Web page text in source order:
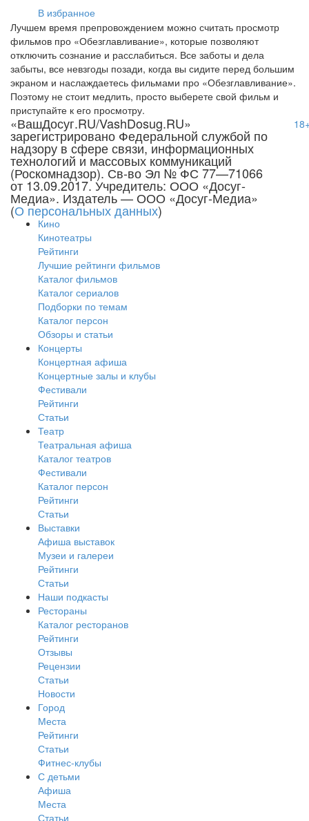
В избранное
Лучшем время препровождением можно считать просмотр
фильмов про «Обезглавливание», которые позволяют
отключить сознание и расслабиться. Все заботы и дела
забыты, все невзгоды позади, когда вы сидите перед большим
экраном и наслаждаетесь фильмами про «Обезглавливание».
Поэтому не стоит медлить, просто выберете свой фильм и
приступайте к его просмотру.
«ВашДосуг.RU/VashDosug.RU»
зарегистрировано Федеральной службой по
надзору в сфере связи, информационных
технологий и массовых коммуникаций
(Роскомнадзор). Св-во Эл № ФС 77—71066
от 13.09.2017. Учредитель: ООО «Досуг-
Медиа». Издатель — ООО «Досуг-Медиа»
(О персональных данных)
Кино
Кинотеатры
Рейтинги
Лучшие рейтинги фильмов
Каталог фильмов
Каталог сериалов
Подборки по темам
Каталог персон
Обзоры и статьи
Концерты
Концертная афиша
Концертные залы и клубы
Фестивали
Рейтинги
Статьи
Театр
Театральная афиша
Каталог театров
Фестивали
Каталог персон
Рейтинги
Статьи
Выставки
Афиша выставок
Музеи и галереи
Рейтинги
Статьи
Наши подкасты
Рестораны
Каталог ресторанов
Рейтинги
Отзывы
Рецензии
Статьи
Новости
Город
Места
Рейтинги
Статьи
Фитнес-клубы
С детьми
Афиша
Места
Статьи